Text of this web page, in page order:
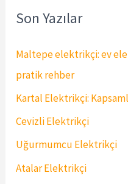
c
f
o
r
:
Son Yazılar
Maltepe elektrikçi: ev
pratik rehber
Kartal Elektrikçi:
Cevizli Elektrikçi
Uğurmumcu Elektrikçi
Atalar Elektrikçi